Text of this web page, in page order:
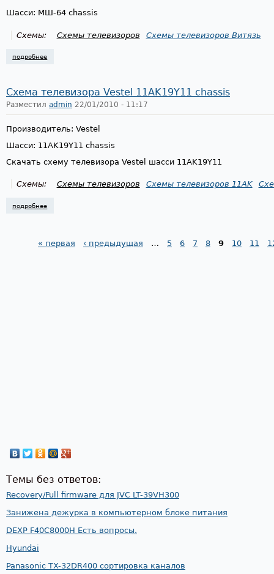
Шасси: МШ-64 chassis
Схемы: Схемы телевизоров Схемы телевизоров Витязь
подробнее
Схема телевизора Vestel 11AK19Y11 chassis
Разместил admin 22/01/2010 - 11:17
Производитель: Vestel
Шасси: 11AK19Y11 chassis
Скачать схему телевизора Vestel шасси 11AK19Y11
Схемы: Схемы телевизоров Схемы телевизоров 11AK
подробнее
« первая ‹ предыдущая … 5 6 7 8 9 10 11
Темы без ответов:
Recovery/Full firmware для JVC LT-39VH300
Занижена дежурка в компьютерном блоке питания
DEXP F40C8000H Есть вопросы.
Hyundai
Panasonic TX-32DR400 сортировка каналов